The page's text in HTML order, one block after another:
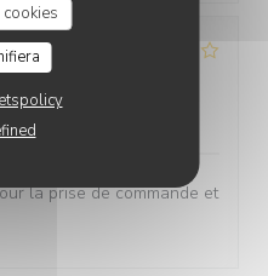
cookies
:4/5 quality_price
la prise de commande et